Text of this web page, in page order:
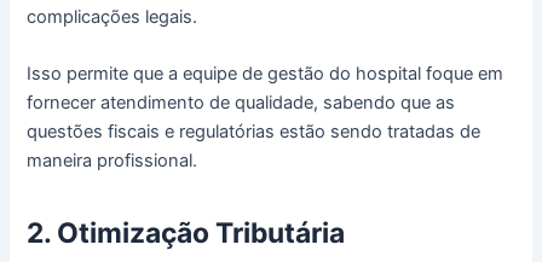
complicações legais.
Isso permite que a equipe de gestão do hospital foque em
fornecer atendimento de qualidade, sabendo que as
questões fiscais e regulatórias estão sendo tratadas de
maneira profissional.
2. Otimização Tributária